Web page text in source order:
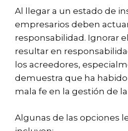
Al llegar a un estado de
empresarios deben
responsabilidad. Ignorar
resultar en
los acreedores,
demuestra que ha
mala fe en la gestión de
Algunas de las opciones